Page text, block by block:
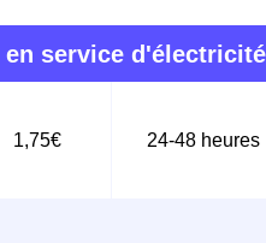
en service d'électricité
1,75€ 24-48 heures